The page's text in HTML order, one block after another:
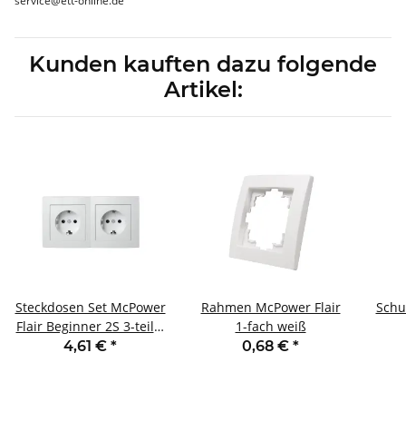
Kunden kauften dazu folgende
Artikel:
Steckdosen Set McPower
Flair Beginner 2S 3-teilig
weiß
4,61 € *
Rahmen McPower Flair
1-fach weiß
0,68 € *